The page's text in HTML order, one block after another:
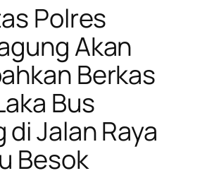
Polres
Akan
Berkas
Bus
di Jalan Raya
Besok